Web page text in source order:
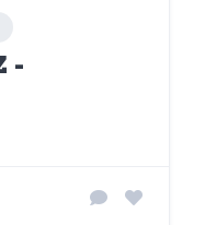
-